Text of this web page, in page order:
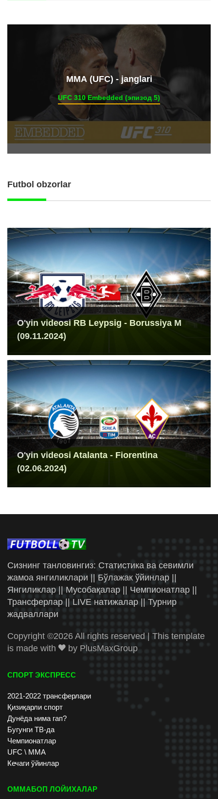
ММА (UFC) - janglari
UFC 310 Embedded (эпизод 5)
Futbol obzorlar
O'yin videosi RB Leypsig - Borussiya M
(09.11.2024)
O'yin videosi Atalanta - Fiorentina
(02.06.2024)
Сизнинг танловингиз: Статистика ва севимли
жамоа янгиликлари || Бўлажак ўйинлар ||
Янгиликлар || Мусобақалар || Чемпионатлар ||
Трансферлар || LIVE натижалар || Турнир
жадваллари
Copyright ©2026 All rights reserved | This template
is made with
by PlusMaxGroup
СПОРТ ЭКСПРЕСС
2021-2022 трансферлари
Қизиқарли спорт
Дунёда нима гап?
Бугунги ТВ-да
Чемпионатлар
UFC \ ММА
Кечаги ўйинлар
ОММАБОП ЛОЙИХАЛАР